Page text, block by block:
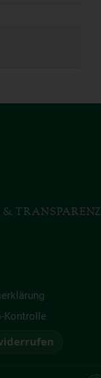
& TRANSPARENZ
Kontrolle